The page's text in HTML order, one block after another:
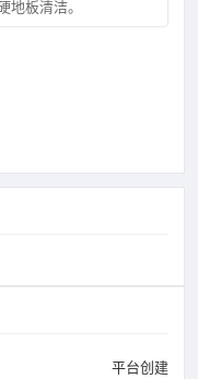
地板清洁。
平台创建